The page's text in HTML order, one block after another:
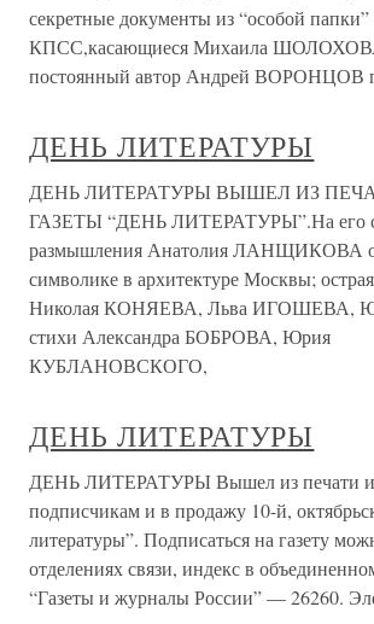
секретные документы из “особой
КПСС,касающиеся Михаила
постоянный автор Андрей ВОРОНЦОВ
ДЕНЬ ЛИТЕРАТУРЫ
ДЕНЬ ЛИТЕРАТУРЫ ВЫШЕЛ ИЗ
ГАЗЕТЫ “ДЕНЬ ЛИТЕРАТУРЫ”.На его
размышления Анатолия ЛАНЩИКОВА о
символике в архитектуре Москвы;
Николая КОНЯЕВА, Льва ИГОШЕВА,
стихи Александра БОБРОВА, Юрия
КУБЛАНОВСКОГО,
ДЕНЬ ЛИТЕРАТУРЫ
ДЕНЬ ЛИТЕРАТУРЫ Вышел из печати и
подписчикам и в продажу 10-й,
литературы”. Подписаться на газету
отделениях связи, индекс в
“Газеты и журналы России” — 26260.